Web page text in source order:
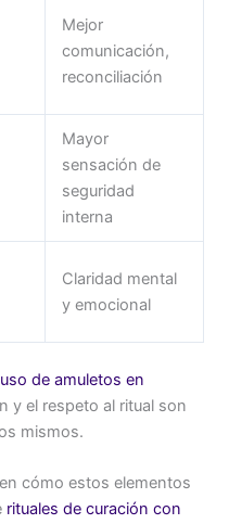
Mejor
comunicación,
reconciliación
Mayor
sensación de
seguridad
interna
Claridad mental
y emocional
de amuletos en
y el respeto al ritual son
mismos.
cómo estos elementos
rituales de curación con